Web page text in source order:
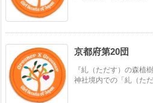
京都府第20団
『糺（ただす）の森植
神社境内での「糺（た